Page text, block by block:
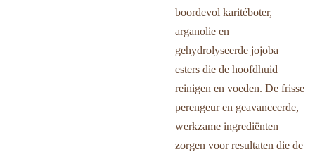
boordevol karitéboter,
arganolie en
gehydrolyseerde jojoba
esters die de hoofdhuid
reinigen en voeden. De frisse
perengeur en geavanceerde,
werkzame ingrediënten
zorgen voor resultaten die de